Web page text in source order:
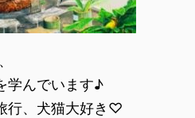
学んでいます♪
行、犬猫大好き♡